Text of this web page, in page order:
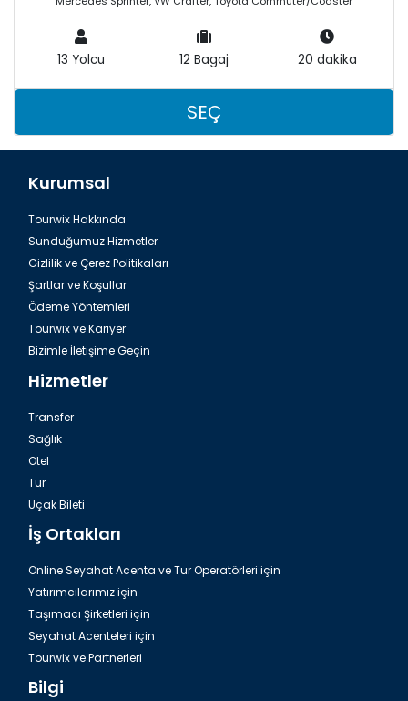
13 Yolcu 12 Bagaj 20 dakika
SEÇ
Kurumsal
Tourwix Hakkında
Sunduğumuz Hizmetler
Gizlilik ve Çerez Politikaları
Şartlar ve Koşullar
Ödeme Yöntemleri
Tourwix ve Kariyer
Bizimle İletişime Geçin
Hizmetler
Transfer
Sağlık
Otel
Tur
Uçak Bileti
İş Ortakları
Online Seyahat Acenta ve Tur Operatörleri için
Yatırımcılarımız için
Taşımacı Şirketleri için
Seyahat Acenteleri için
Tourwix ve Partnerleri
Bilgi